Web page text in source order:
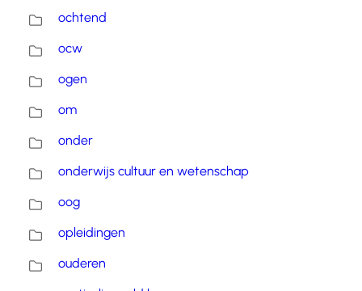
ochtend
ocw
ogen
om
onder
onderwijs cultuur en wetenschap
oog
opleidingen
ouderen